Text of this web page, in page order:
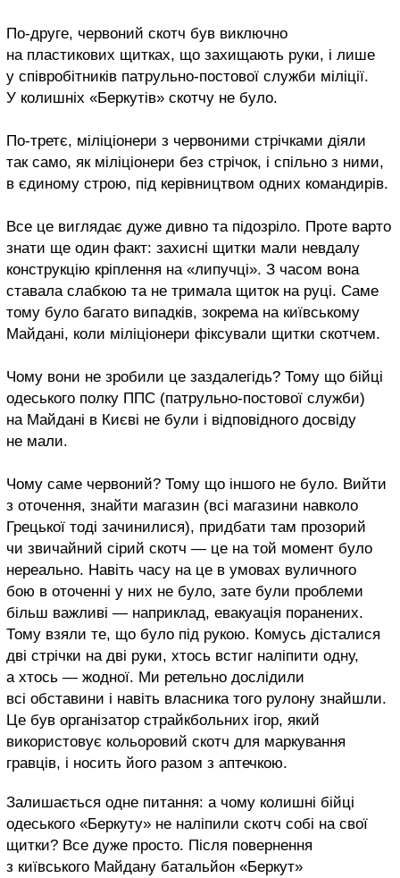
По-друге, червоний скотч був виключно
на пластикових щитках, що захищають руки, і лише
у співробітників патрульно-постової служби міліції.
У колишніх «Беркутів» скотчу не було.
По-третє, міліціонери з червоними стрічками діяли
так само, як міліціонери без стрічок, і спільно з ними,
в єдиному строю, під керівництвом одних командирів.
Все це виглядає дуже дивно та підозріло. Проте варто
знати ще один факт: захисні щитки мали невдалу
конструкцію кріплення на «липучці». З часом вона
ставала слабкою та не тримала щиток на руці. Саме
тому було багато випадків, зокрема на київському
Майдані, коли міліціонери фіксували щитки скотчем.
Чому вони не зробили це заздалегідь? Тому що бійці
одеського полку ППС (патрульно-постової служби)
на Майдані в Києві не були і відповідного досвіду
не мали.
Чому саме червоний? Тому що іншого не було. Вийти
з оточення, знайти магазин (всі магазини навколо
Грецької тоді зачинилися), придбати там прозорий
чи звичайний сірий скотч — це на той момент було
нереально. Навіть часу на це в умовах вуличного
бою в оточенні у них не було, зате були проблеми
більш важливі — наприклад, евакуація поранених.
Тому взяли те, що було під рукою. Комусь дісталися
дві стрічки на дві руки, хтось встиг наліпити одну,
а хтось — жодної. Ми ретельно дослідили
всі обставини і навіть власника того рулону знайшли.
Це був організатор страйкбольних ігор, який
використовує кольоровий скотч для маркування
гравців, і носить його разом з аптечкою.
Залишається одне питання: а чому колишні бійці
одеського «Беркуту» не наліпили скотч собі на свої
щитки? Все дуже просто. Після повернення
з київського Майдану батальйон «Беркут»